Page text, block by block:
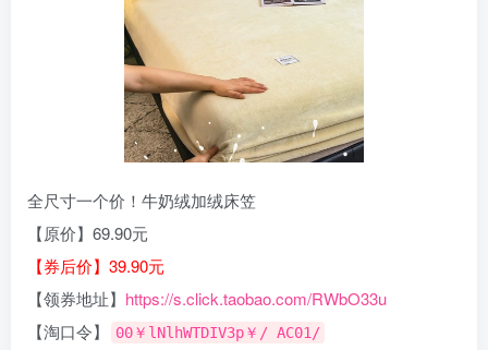
全尺寸一个价！牛奶绒加绒床笠
【原价】69.90元
【券后价】39.90元
【领券地址】 https://s.click.taobao.com/RWbO33u
【淘口令】
00￥lNlhWTDIV3p￥/ AC01/